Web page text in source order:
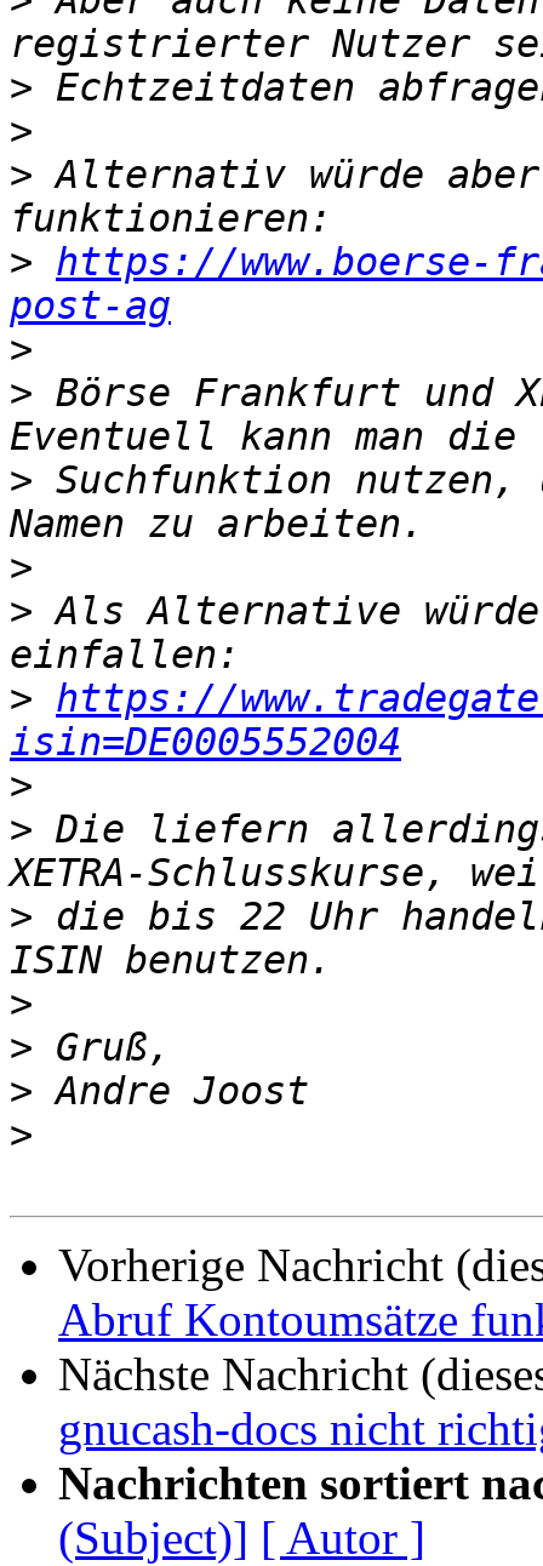
>
>
> Alternativ würde
> https://www.boerse-
post-ag
>
> Börse Frankfurt und
> Suchfunktion
>
> Als Alternative
> https://
isin=DE0005552004
>
> Die liefern
> die bis 22 Uhr
>
>
>
>
Vorherige Nachricht
Abruf Kontoumsätze
Nächste Nachricht
gnucash-docs nicht
Nachrichten sortiert
(Subject)] [ Autor ]